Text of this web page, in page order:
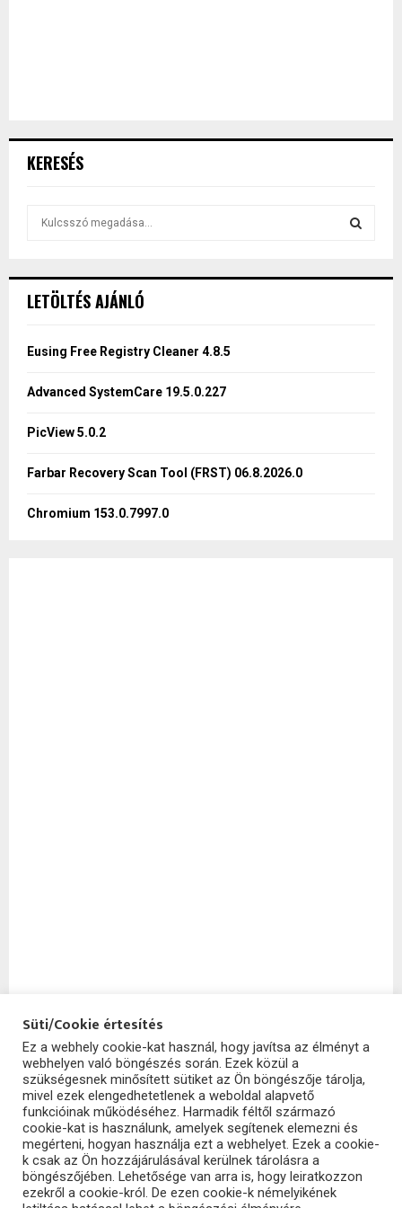
KERESÉS
h
o
LETÖLTÉS AJÁNLÓ
Eusing Free Registry Cleaner 4.8.5
Advanced SystemCare 19.5.0.227
PicView 5.0.2
Farbar Recovery Scan Tool (FRST) 06.8.2026.0
Chromium 153.0.7997.0
SzoftHub
Süti/Cookie értesítés
Ez a webhely cookie-kat használ, hogy javítsa az élményt a
webhelyen való böngészés során. Ezek közül a
szükségesnek minősített sütiket az Ön böngészője tárolja,
mivel ezek elengedhetetlenek a weboldal alapvető
funkcióinak működéséhez. Harmadik féltől származó
cookie-kat is használunk, amelyek segítenek elemezni és
megérteni, hogyan használja ezt a webhelyet. Ezek a cookie-
k csak az Ön hozzájárulásával kerülnek tárolásra a
böngészőjében. Lehetősége van arra is, hogy leiratkozzon
ezekről a cookie-król. De ezen cookie-k némelyikének